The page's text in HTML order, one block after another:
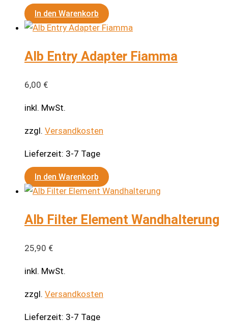
In den Warenkorb
Alb Entry Adapter Fiamma
6,00 €
inkl. MwSt.
zzgl. Versandkosten
Lieferzeit: 3-7 Tage
In den Warenkorb
Alb Filter Element Wandhalterung
25,90 €
inkl. MwSt.
zzgl. Versandkosten
Lieferzeit: 3-7 Tage